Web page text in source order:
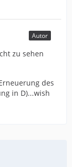
Autor
zu sehen
des
in D)...wish